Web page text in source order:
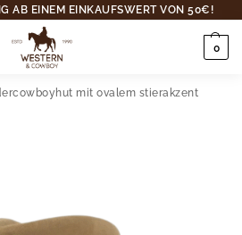
AB EINEM EINKAUFSWERT VON 50€!
0
mit ovalem stierakzent